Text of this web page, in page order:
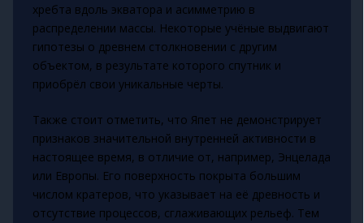
хребта вдоль экватора и асимметрию в
распределении массы. Некоторые учёные выдвигают
гипотезы о древнем столкновении с другим
объектом, в результате которого спутник и
приобрёл свои уникальные черты.
Также стоит отметить, что Япет не демонстрирует
признаков значительной внутренней активности в
настоящее время, в отличие от, например, Энцелада
или Европы. Его поверхность покрыта большим
числом кратеров, что указывает на её древность и
отсутствие процессов, сглаживающих рельеф. Тем